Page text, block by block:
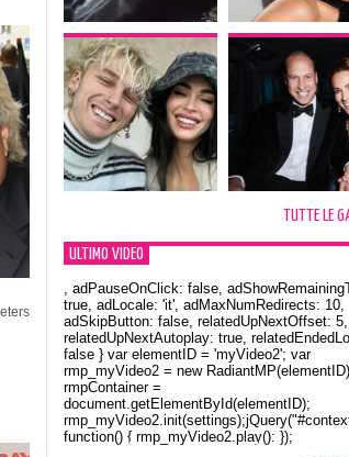
TUTTE LE
ULTIMO VIDEO
Orlando Bloom e la t-shirt dedicata a
, adPauseOnClick: false,
true, adLocale: 'it', adMaxNumRedirects: 10,
adSkipButton: false, relatedUpNextOffset: 5,
relatedUpNextAutoplay: true,
false } var elementID = 'myVideo2'; var
rmp_myVideo2 = new
rmpContainer =
document.getElementById(elementID);
function() { rmp_myVideo2.play(); });